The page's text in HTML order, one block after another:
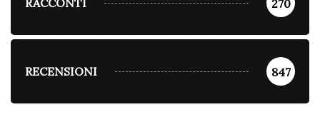
RACCONTI 270
RECENSIONI 847